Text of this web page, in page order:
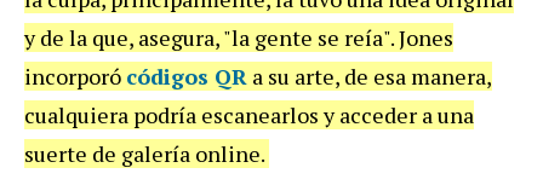
y de la que, asegura, "la gente se reía". Jones
incorporó códigos QR a su arte, de esa manera,
cualquiera podría escanearlos y acceder a una
suerte de galería online.